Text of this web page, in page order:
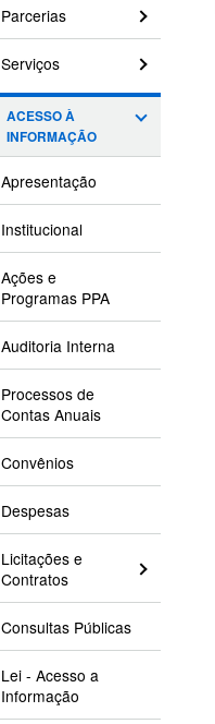
Parcerias
Serviços
ACESSO À
INFORMAÇÃO
Apresentação
Institucional
Ações e
Programas PPA
Auditoria Interna
Processos de
Contas Anuais
Convênios
Despesas
Licitações e
Contratos
Consultas Públicas
Lei - Acesso a
Informação